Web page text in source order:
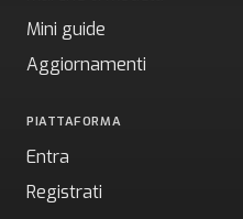
Mini guide
Aggiornamenti
PIATTAFORMA
Entra
Registrati